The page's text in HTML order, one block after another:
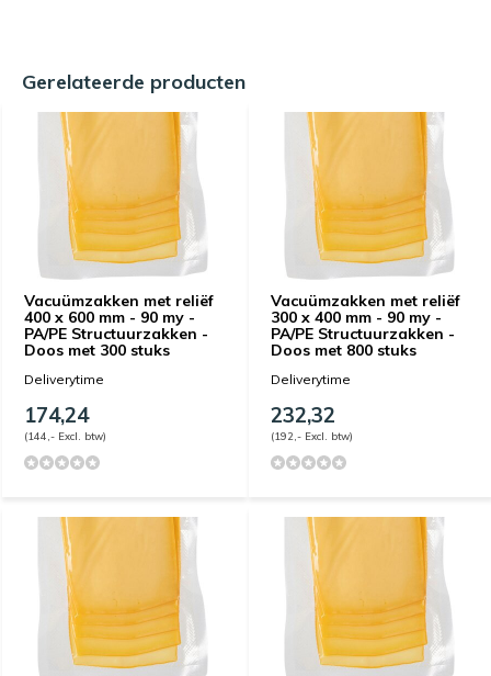
Gerelateerde producten
Vacuümzakken met reliëf
400 x 600 mm - 90 my -
PA/PE Structuurzakken -
Doos met 300 stuks
Deliverytime
174,24
(144,- Excl. btw)
Vacuümzakken met reliëf
300 x 400 mm - 90 my -
PA/PE Structuurzakken -
Doos met 800 stuks
Deliverytime
232,32
(192,- Excl. btw)